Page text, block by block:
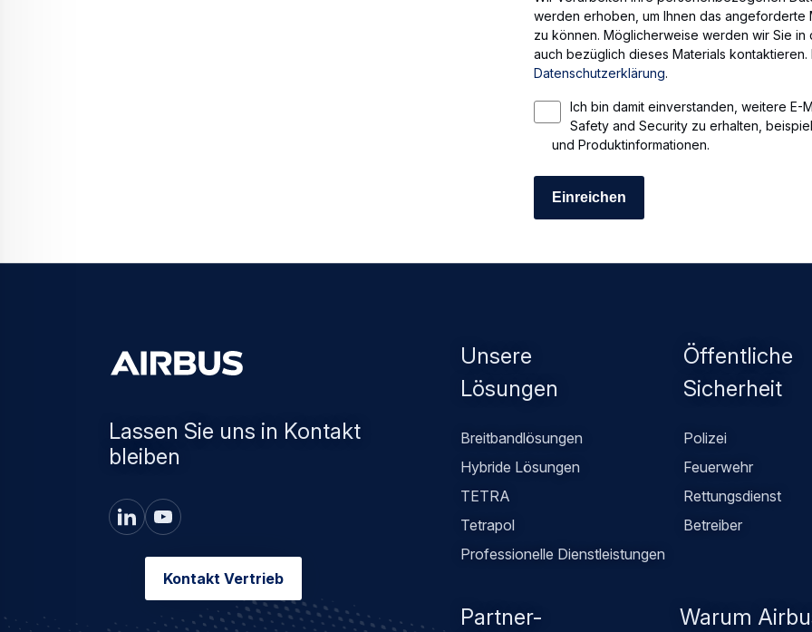
werden erhoben, um Ihnen das angeforderte
zu können. Möglicherweise werden wir Sie in
auch bezüglich dieses Materials kontaktieren.
Datenschutzerklärung.
Ich bin damit einverstanden, weitere E-
Safety and Security zu erhalten,
und Produktinformationen.
Lassen Sie uns in Kontakt
bleiben
Kontakt Vertrieb
Footer
menu
Unsere
Lösungen
Breitbandlösungen
Hybride Lösungen
TETRA
Tetrapol
Professionelle Dienstleistungen
Öffentliche
Sicherheit
Polizei
Feuerwehr
Rettungsdienst
Betreiber
Partner-
Warum